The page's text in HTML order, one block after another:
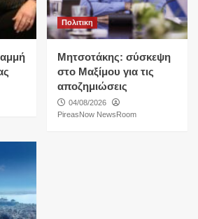
Πολιτικη
Μητσοτάκης: σύσκεψη
στο Μαξίμου για τις
αποζημιώσεις
04/08/2026
PireasNow NewsRoom